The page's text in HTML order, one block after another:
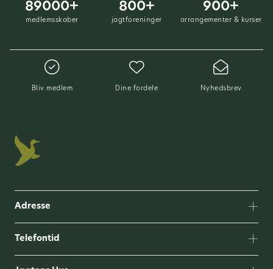
Bliv medlem Dine fordele Nyhedsbrev
89000+
medlemsskaber
800+
jagtforeninger
900+
arrangementer & kurser
Adresse
Telefontid